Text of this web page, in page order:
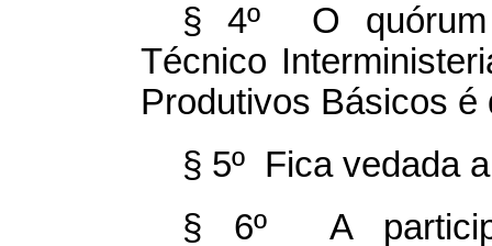
§ 4º O quórum
Técnico
Produtivos Básicos é
§ 5º Fica vedada
§ 6º A